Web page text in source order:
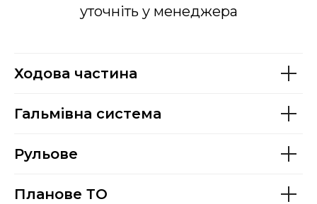
уточніть у менеджера
Ходова частина
Гальмівна система
Рульове
Планове ТО